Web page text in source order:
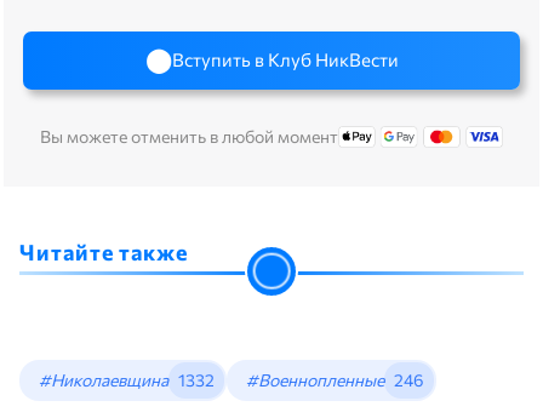
Вступить в Клуб НикВести
Вы можете отменить в любой момент
Читайте также
#Николаевщина 1332 #Военнопленные 246